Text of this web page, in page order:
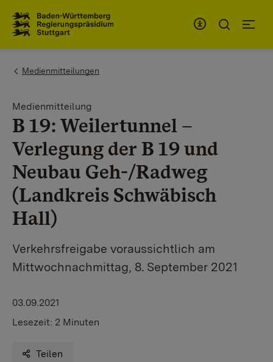
You are here:
Medienmitteilungen
Medienmitteilung
B 19: Weilertunnel –
Verlegung der B 19 und
Neubau Geh-/Radweg
(Landkreis Schwäbisch
Hall)
Verkehrsfreigabe voraussichtlich am
Mittwochnachmittag, 8. September 2021
03.09.2021
Lesezeit: 2 Minuten
Teilen